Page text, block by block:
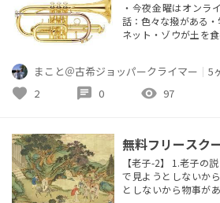
・今夜金曜はオンラ
話：色々な撥がある
ネット・ゾウが土を
l.carphttps://
まこと＠古希ジョッパークライマー ｜ 5
favorite 2 chat 0 visibility 97
無料フリースク
【老子-2】 1.老子の
で見ようとしないか
としないから物事が